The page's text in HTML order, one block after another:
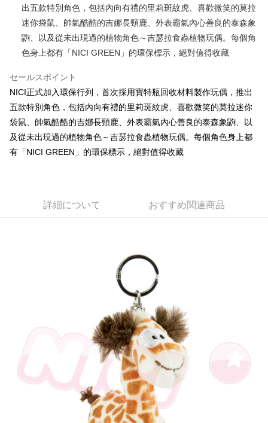
JKOPAY
Easy Wallet
AFTEE代金後払い
一、 AFTEE代金後払いについて
1.お支払い方法でAFTEE代金後払いを選択すると、携帯電話認証ウィンド
ウが表示されます。
3.注文するときのお支払いは不要です。商品はご指定の住所に配送されま
す。
4.ご注文が完了すると、携帯に支払い通知のSMSが届きます。アプリ会員
の場合は、AFTEE アプリプッシュ通知が届きます。
代金納付期限は最短で 14 日以内ですので、ご注意ください。AFTEE アプ
お支払期限は、ショップが請求した期日と、AFTEEで延長できる日数をも
とに計算されます。AFTEEで注文すると、商品を受け取るまで支払い期限
を延長できますが、商品を期限内に受け取れない場合があります（例：予
約商品や商品到着日が比較的遅い商品）。そのため、商品到着の有無に関
わらず、AFTEEで指定された期限内にお支払いください。
1.初回 AFTEEを ご利用の際に、認証結果及び当社の審査の結果に基づ
き、限度額が設定されます。
2.決済金額は最低NT$20です。
3.現在、台湾の会員のみご利用いただけます。
三、利用規約「AFTEE代金後払い」（以下当サービスという）はネットプ
ロテクションズ（以下 AFTEE という）が提供し、AFTEEが代金を徴収し
ます。当サービスご利用の際に提供しなければならない個人情報（注文者
の氏名、電話番号、受取人の氏名、電話番号、受取人住所を含むがこれに
ATM払い
配送方法
全家付款取貨
配送毎にNT$100、NT$490以上で送料無料
出五款特別角色，包括內向有禮的里莉斑紋虎、喜歡微笑的莫拉
迷你袋鼠、帥氣酷酷的吉娜長頸鹿、外表霸氣內心善良的泰森象
鼩、以及從未出現過的植物角色～吉瑟拉食蟲植物玩偶。每個角
色身上都有「NICI GREEN」的環保標示，絕對值得收藏
セールスポイント
NICI正式加入環保行列，首次採用寶特瓶回收材料製作玩偶，推出
五款特別角色，包括內向有禮的里莉斑紋虎、喜歡微笑的莫拉迷你
袋鼠、帥氣酷酷的吉娜長頸鹿、外表霸氣內心善良的泰森象鼩、以
及從未出現過的植物角色～吉瑟拉食蟲植物玩偶。每個角色身上都
有「NICI GREEN」的環保標示，絕對值得收藏
詳細について おすすめ関連商品